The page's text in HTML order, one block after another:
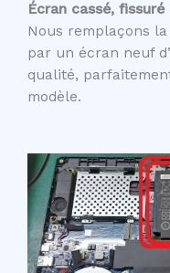
Écran cassé,
Nous remplaçons
par un écran neuf
qualité,
modèle.